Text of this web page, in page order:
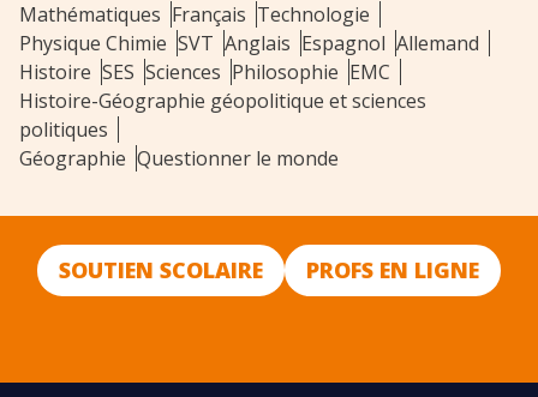
Mathématiques Français Technologie
Physique Chimie SVT Anglais Espagnol Allemand
Histoire SES Sciences Philosophie EMC
Histoire-Géographie géopolitique et sciences
politiques
Géographie Questionner le monde
SOUTIEN SCOLAIRE PROFS EN LIGNE